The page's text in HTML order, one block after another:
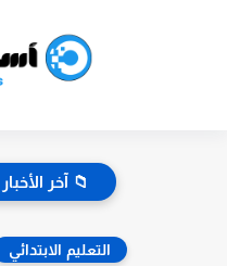
📁 آخر الأخبار
التعليم الابتدائي